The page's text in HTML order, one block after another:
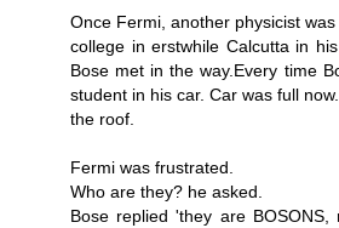
Once Fermi, another physicist
college in erstwhile Calcutta in
Bose met in the way.Every time
student in his car. Car was full
the roof.
Fermi was frustrated.
Who are they? he asked.
Bose replied 'they are